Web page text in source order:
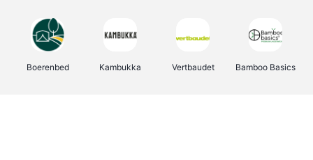
Boerenbed Kambukka Vertbaudet Bamboo Basics